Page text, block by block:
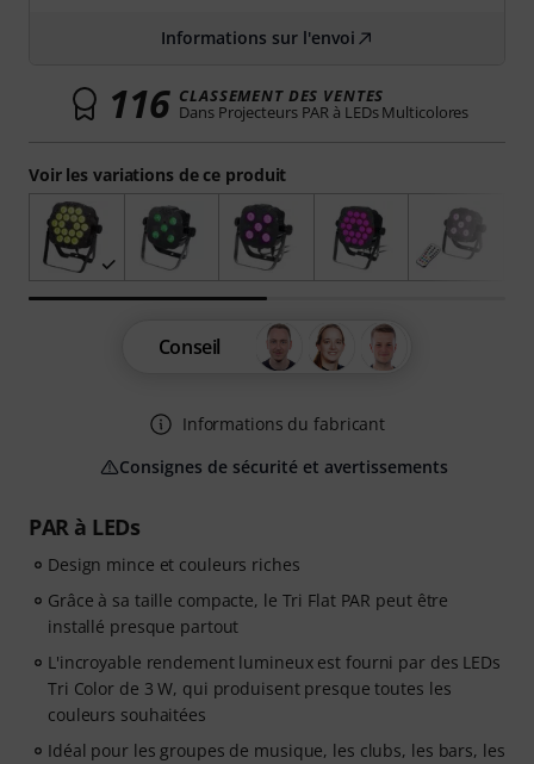
PAR à LEDs
Design mince et couleurs riches
Grâce à sa taille compacte, le Tri Flat PAR peut être
installé presque partout
L'incroyable rendement lumineux est fourni par des LEDs
Tri Color de 3 W, qui produisent presque toutes les
couleurs souhaitées
Idéal pour les groupes de musique, les clubs, les bars, les
Voir les variations de ce produit
Informations sur l'envoi
116 CLASSEMENT DES VENTES
Dans Projecteurs PAR à LEDs Multicolores
Conseil
Informations du fabricant
Consignes de sécurité et avertissements